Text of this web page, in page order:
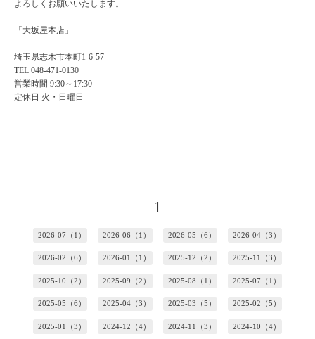
よろしくお願いいたします。
「大坂屋本店」
埼玉県志木市本町1-6-57
TEL 048-471-0130
営業時間 9:30～17:30
定休日 火・日曜日
1
2026-07（1） 2026-06（1） 2026-05（6） 2026-04（3）
2026-02（6） 2026-01（1） 2025-12（2） 2025-11（3）
2025-10（2） 2025-09（2） 2025-08（1） 2025-07（1）
2025-05（6） 2025-04（3） 2025-03（5） 2025-02（5）
2025-01（3） 2024-12（4） 2024-11（3） 2024-10（4）